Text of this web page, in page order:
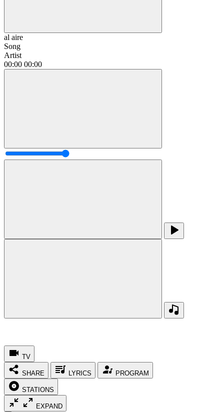
al aire
Song
Artist
00:00 00:00
TV
SHARE LYRICS PROGRAM
STATIONS
EXPAND